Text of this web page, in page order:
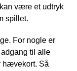
være et udtryk
spillet.
For nogle er
til alle
hævekort. Så